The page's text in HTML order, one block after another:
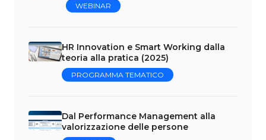
WEBINAR
HR Innovation e Smart Working dalla
teoria alla pratica (2025)
PROGRAMMA TEMATICO
Dal Performance Management alla
valorizzazione delle persone